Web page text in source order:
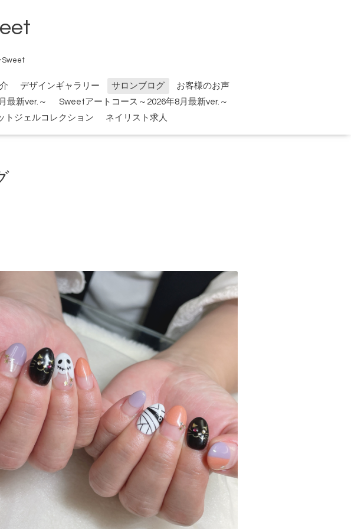
Sweet
デザインギャラリー サロンブログ
お客様のお声
最新ver.～
Sweetアートコース～2026年8月最新ver.～
トジェルコレクション ネイリスト求人